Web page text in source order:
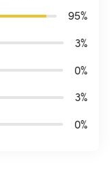
95%
3%
0%
3%
0%